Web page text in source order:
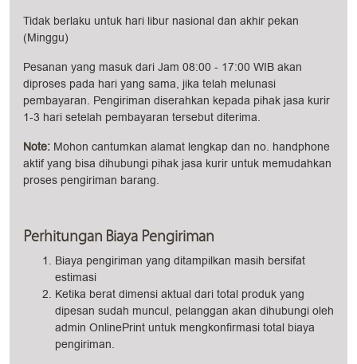
Tidak berlaku untuk hari libur nasional dan akhir pekan
(Minggu)
Pesanan yang masuk dari Jam 08:00 - 17:00 WIB akan
diproses pada hari yang sama, jika telah melunasi
pembayaran. Pengiriman diserahkan kepada pihak jasa kurir
1-3 hari setelah pembayaran tersebut diterima.
Note: Mohon cantumkan alamat lengkap dan no. handphone
aktif yang bisa dihubungi pihak jasa kurir untuk memudahkan
proses pengiriman barang.
Perhitungan Biaya Pengiriman
Biaya pengiriman yang ditampilkan masih bersifat
estimasi
Ketika berat dimensi aktual dari total produk yang
dipesan sudah muncul, pelanggan akan dihubungi oleh
admin OnlinePrint untuk mengkonfirmasi total biaya
pengiriman.